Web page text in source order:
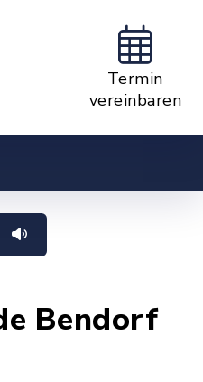
Termin
vereinbaren
Bendorf